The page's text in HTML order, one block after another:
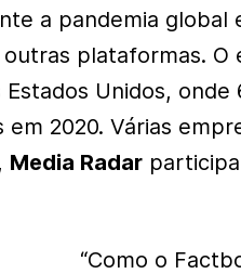
a pandemia global
plataformas. O
Unidos,
2020. Várias
, Media Radar
“Como o